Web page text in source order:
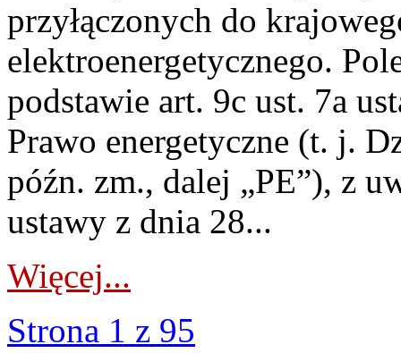
przyłączonych do
elektroenergetycznego.
podstawie art. 9c ust. 7a
Prawo energetyczne (t. j.
późn. zm., dalej „PE”), z
ustawy z dnia 28...
Więcej...
Strona 1 z 95